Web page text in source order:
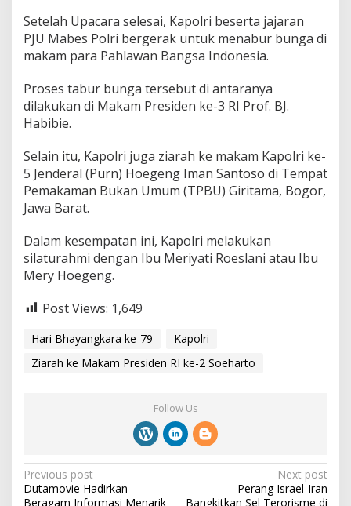
Setelah Upacara selesai, Kapolri beserta jajaran
PJU Mabes Polri bergerak untuk menabur bunga di
makam para Pahlawan Bangsa Indonesia.
Proses tabur bunga tersebut di antaranya
dilakukan di Makam Presiden ke-3 RI Prof. BJ.
Habibie.
Selain itu, Kapolri juga ziarah ke makam Kapolri ke-
5 Jenderal (Purn) Hoegeng Iman Santoso di Tempat
Pemakaman Bukan Umum (TPBU) Giritama, Bogor,
Jawa Barat.
Dalam kesempatan ini, Kapolri melakukan
silaturahmi dengan Ibu Meriyati Roeslani atau Ibu
Mery Hoegeng.
Post Views: 1,649
Hari Bhayangkara ke-79
Kapolri
Ziarah ke Makam Presiden RI ke-2 Soeharto
Follow Us
P
o
Previous post
Dutamovie Hadirkan
Beragam Informasi Menarik
Next post
Perang Israel-Iran
Bangkitkan Sel Terorisme di